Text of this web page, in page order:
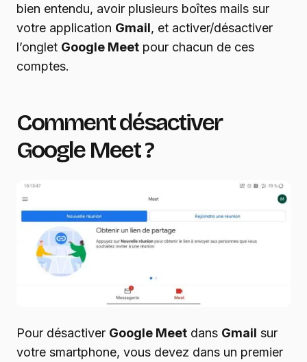
bien entendu, avoir plusieurs boîtes mails sur
votre application Gmail, et activer/désactiver
l’onglet Google Meet pour chacun de ces
comptes.
Comment désactiver
Google Meet ?
Pour désactiver Google Meet dans Gmail sur
votre smartphone, vous devez dans un premier